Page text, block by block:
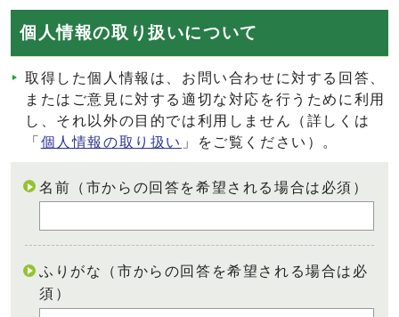
個人情報の取り扱いについて
取得した個人情報は、お問い合わせに対する回答、
またはご意見に対する適切な対応を行うために利用
し、それ以外の目的では利用しません（詳しくは
「 個人情報の取り扱い 」をご覧ください）。
名前（市からの回答を希望される場合は必須）
ふりがな（市からの回答を希望される場合は必
須）